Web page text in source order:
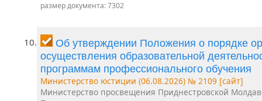
размер документа: 7302
10.
Об утверждении Положения о порядке
осуществления образовательной
программам профессионального обучения
Министерство юстиции (06.08.2026) № 2109 [сайт]
Министерство просвещения Приднестровской